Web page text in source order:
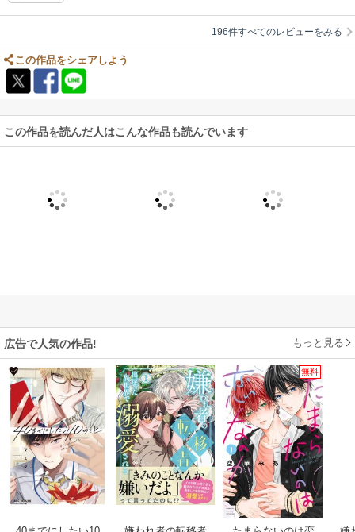
196件すべてのレビューをみる
この作品をシェアしよう
この作品を読んだ人はこんな作品も読んでいます
広告で人気の作品! もっと見る
無料